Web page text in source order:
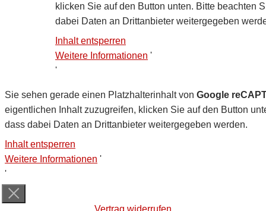
klicken Sie auf den Button unten. Bitte beachten
dabei Daten an Drittanbieter weitergegeben
Inhalt entsperren
Weitere Informationen '
'
Sie sehen gerade einen Platzhalterinhalt von Google
eigentlichen Inhalt zuzugreifen, klicken Sie auf den Button
dass dabei Daten an Drittanbieter weitergegeben werden.
Inhalt entsperren
Weitere Informationen '
'
Vertrag widerrufen